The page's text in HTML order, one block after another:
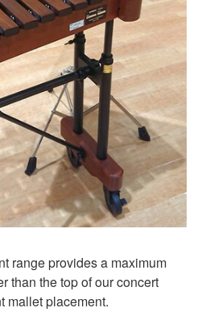
range provides a maximum
than the top of our concert
mallet placement.